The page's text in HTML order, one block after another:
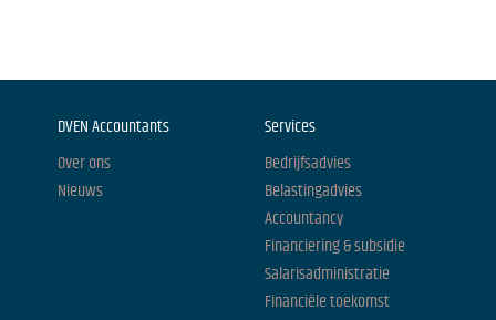
DVEN Accountants
Over ons
Nieuws
Services
Bedrijfsadvies
Belastingadvies
Accountancy
Financiering & subsidie
Salarisadministratie
Financiële toekomst